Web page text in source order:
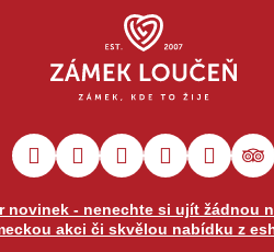
novinek - nenechte si ujít žádnou
akci či skvělou nabídku z